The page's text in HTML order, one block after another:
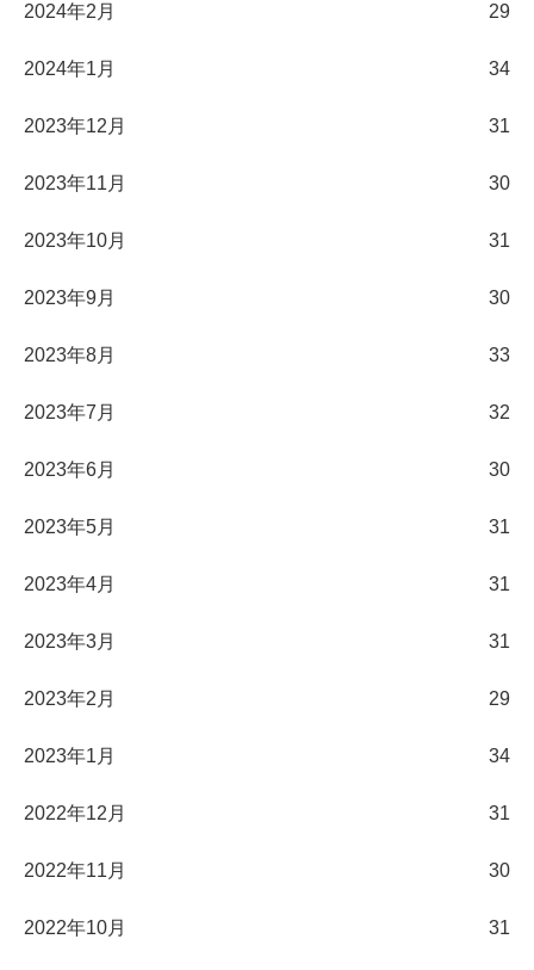
2024年2月 29
2024年1月 34
2023年12月 31
2023年11月 30
2023年10月 31
2023年9月 30
2023年8月 33
2023年7月 32
2023年6月 30
2023年5月 31
2023年4月 31
2023年3月 31
2023年2月 29
2023年1月 34
2022年12月 31
2022年11月 30
2022年10月 31